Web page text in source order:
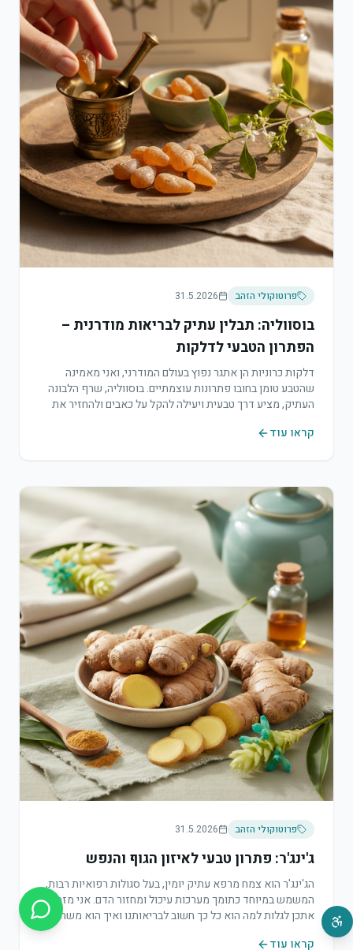
פרוטוקולי הזהב 31.5.2026
בוסווליה: תבלין עתיק לבריאות מודרנית –
הפתרון הטבעי לדלקות
דלקות כרוניות הן אתגר נפוץ בעולם המודרני, ואני מאמינה
שהטבע טומן בחובו פתרונות עוצמתיים. בוסווליה, שרף הלבונה
העתיק, מציע דרך טבעית ויעילה להקל על כאבים ולהחזיר את
קראו עוד
פרוטוקולי הזהב 31.5.2026
ג'ינג'ר: פתרון טבעי לאיזון הגוף והנפש
הג'ינג'ר הוא צמח מרפא עתיק יומין, בעל סגולות רפואיות רבות,
המשמש במיוחד כתומך מערכות עיכול ומחזור הדם. אני מזמינה
אתכן לגלות למה הוא כל כך חשוב לבריאותנו ואיך הוא משתלב
קראו עוד